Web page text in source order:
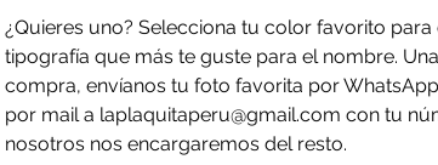
¿Quieres uno? Selecciona tu color favorito para
tipografía que más te guste para el nombre.
compra, envíanos tu foto favorita por WhatsApp
por mail a laplaquitaperu@gmail.com con tu
nosotros nos encargaremos del resto.